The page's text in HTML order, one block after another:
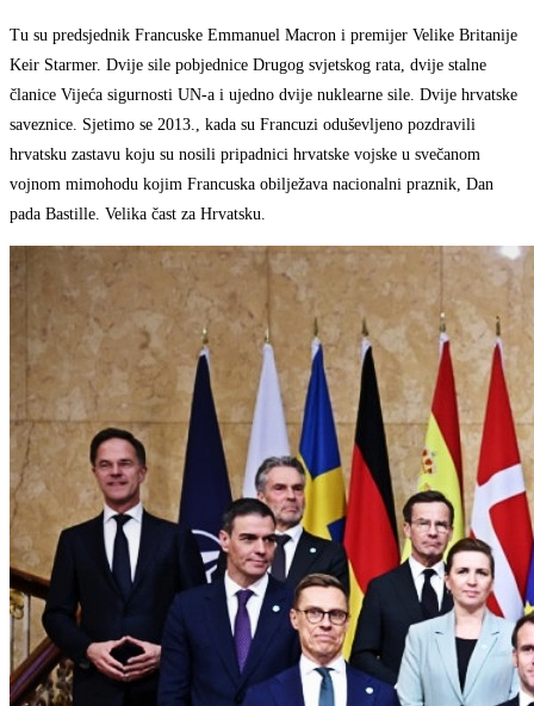
Tu su predsjednik Francuske Emmanuel Macron i premijer Velike Britanije
Keir Starmer. Dvije sile pobjednice Drugog svjetskog rata, dvije stalne
članice Vijeća sigurnosti UN-a i ujedno dvije nuklearne sile. Dvije hrvatske
saveznice. Sjetimo se 2013., kada su Francuzi oduševljeno pozdravili
hrvatsku zastavu koju su nosili pripadnici hrvatske vojske u svečanom
vojnom mimohodu kojim Francuska obilježava nacionalni praznik, Dan
pada Bastille. Velika čast za Hrvatsku.